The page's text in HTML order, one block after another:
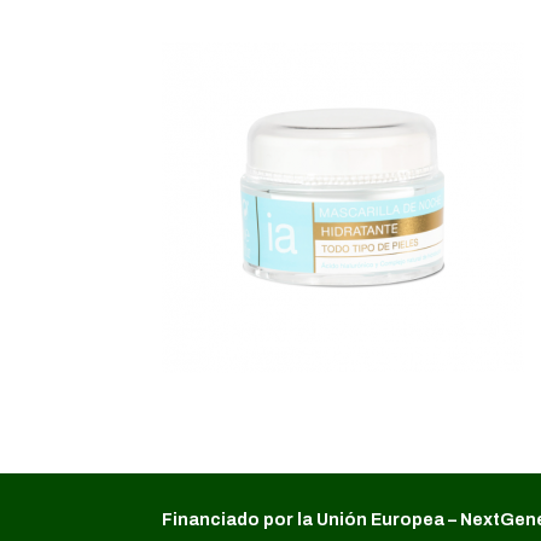
Financiado por la Unión Europea –